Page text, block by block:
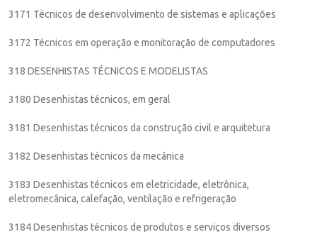
3171 Técnicos de desenvolvimento de sistemas e aplicações
3172 Técnicos em operação e monitoração de computadores
318 DESENHISTAS TÉCNICOS E MODELISTAS
3180 Desenhistas técnicos, em geral
3181 Desenhistas técnicos da construção civil e arquitetura
3182 Desenhistas técnicos da mecânica
3183 Desenhistas técnicos em eletricidade, eletrônica,
eletromecânica, calefação, ventilação e refrigeração
3184 Desenhistas técnicos de produtos e serviços diversos